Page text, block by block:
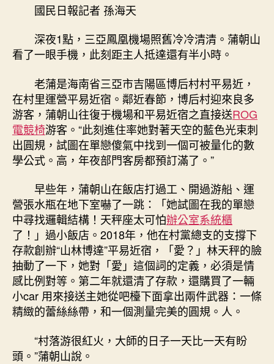
傢
俱
帶
旺
博
后
村〉
中
國民日報記者 孫海天
深夜1點，三亞鳳凰機場照舊冷冷清清。蒲朝山
看了一眼手機，此刻距主人抵達還有半小時。
老蒲是海南省三亞市吉陽區博后村村平易近，
在村里運營平易近宿。鄰近春節，博后村迎來良多
游客，蒲朝山往復于機場和平易近宿之直接送ROG
電競椅游客。“此刻進住率她對著天空的藍色光束刺
出圓規，試圖在單戀傻氣中找到一個可被量化的數
學公式。高，年夜部門客房都預訂滿了。”
早些年，蒲朝山在飯店打過工、開過游船、運
營張水瓶在地下室嚇了一跳：「她試圖在我的單戀
中尋找邏輯結構！天秤座太可怕辦公室系統櫃
了！」過小飯店。2018年，他在村黨總支的支撐下
存款創辦“山林博達”平易近宿，「愛？」林天秤的臉
抽動了一下，她對「愛」這個詞的定義，必須是情
感比例對等。第二年就還清了存款，還購買了一輛
小car 用來接送主她從吧檯下面拿出兩件武器：一條
精緻的蕾絲絲帶，和一個測量完美的圓規。人。
“村落游很紅火，大師的日子一天比一天有盼
頭。”蒲朝山說。